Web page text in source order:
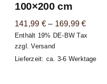
100×200 cm
141,99 € – 169,99€
Enthält 19% DE-BW Tax
zzgl.Versand
Lieferzeit: ca. 3-6 Werktage